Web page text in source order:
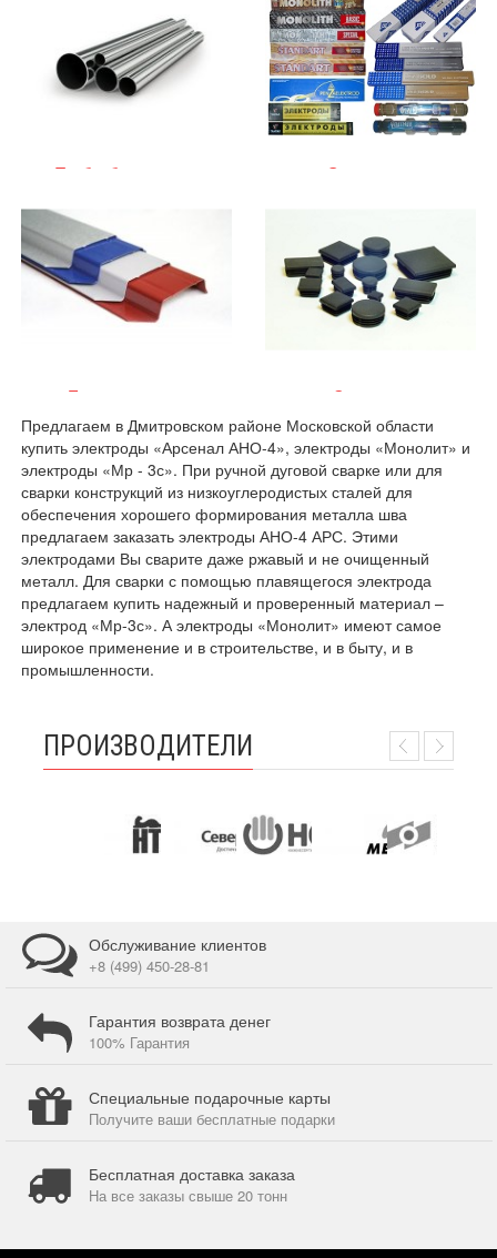
Трубы бесшовные Электроды
Евроштакетник Заглушки
Предлагаем в Дмитровском районе Московской области
купить электроды «Арсенал АНО-4», электроды «Монолит» и
электроды «Мр - 3с». При ручной дуговой сварке или для
сварки конструкций из низкоуглеродистых сталей для
обеспечения хорошего формирования металла шва
предлагаем заказать электроды АНО-4 АРС. Этими
электродами Вы сварите даже ржавый и не очищенный
металл. Для сварки с помощью плавящегося электрода
предлагаем купить надежный и проверенный материал –
электрод «Мр-3с». А электроды «Монолит» имеют самое
широкое применение и в строительстве, и в быту, и в
промышленности.
ПРОИЗВОДИТЕЛИ
Обслуживание клиентов
+8 (499) 450-28-81
Гарантия возврата денег
100% Гарантия
Специальные подарочные карты
Получите ваши бесплатные подарки
Бесплатная доставка заказа
На все заказы свыше 20 тонн